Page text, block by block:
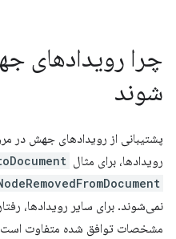
چرا
شوند
پشتیبانی از رویدادهای جهش در
رویدادها، برای مثال
نمی‌شوند. برای سایر رویدادها،
مشخصات توافق شده متفاوت